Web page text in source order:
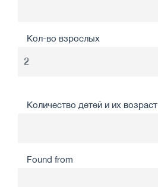
Кол-во взрослых
Количество детей и их возраст
Found from